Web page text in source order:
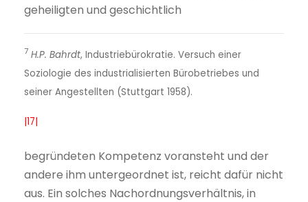
geheiligten und geschichtlich
7 H.P. Bahrdt, Industriebürokratie. Versuch einer
Soziologie des industrialisierten Bürobetriebes und
seiner Angestellten (Stuttgart 1958).
|17|
begründeten Kompetenz voransteht und der
andere ihm untergeordnet ist, reicht dafür nicht
aus. Ein solches Nachordnungsverhältnis, in